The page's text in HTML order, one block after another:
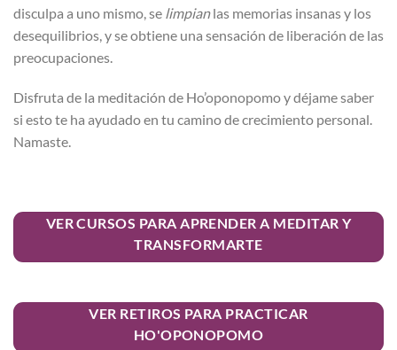
disculpa a uno mismo, se limpianlas memorias insanas y los
desequilibrios, y se obtiene una sensación de liberación de las
preocupaciones.
Disfruta de la meditación de Ho’oponopomo y déjame saber
si esto te ha ayudado en tu camino de crecimiento personal.
Namaste.
VER CURSOS PARA APRENDER A MEDITAR Y
TRANSFORMARTE
VER RETIROS PARA PRACTICAR
HO'OPONOPOMO